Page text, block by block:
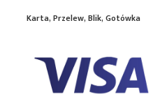
Karta, Przelew, Blik, Gotówka